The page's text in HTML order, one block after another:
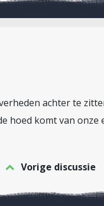
achter te
hoed komt van onze
Vorige discussie